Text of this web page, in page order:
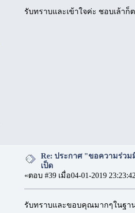
รับทราบและเข้าใจค่ะ ชอบเล้าก็
Re: ประกาศ "ขอความร่ว
เป็ด
«ตอบ #39 เมื่อ04-01-2019
รับทราบและขอบคุณมากๆในฐา